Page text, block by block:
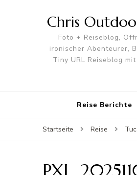
Chris
Foto + Reiseblog,
ironischer Abenteurer,
Tiny URL Reiseblog
Reise Berichte
Startseite Reise